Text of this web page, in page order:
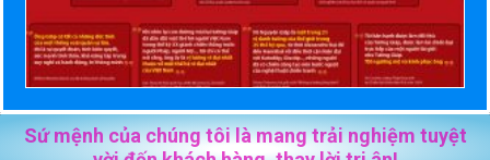
Sứ mệnh của chúng tôi là mang trải nghiệm tuyệt